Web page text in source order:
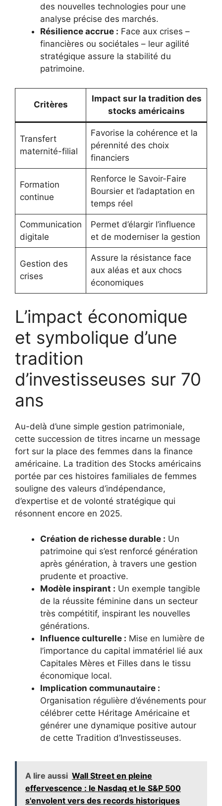
des nouvelles technologies pour une
analyse précise des marchés.
Résilience accrue : Face aux crises –
financières ou sociétales – leur agilité
stratégique assure la stabilité du
patrimoine.
Critères
Impact sur la tradition des
stocks américains
Transfert
maternité-filial
Favorise la cohérence et la
pérennité des choix
financiers
Formation
continue
Renforce le Savoir-Faire
Boursier et l’adaptation en
temps réel
Communication
digitale
Permet d’élargir l’influence
et de moderniser la gestion
Gestion des
crises
Assure la résistance face
aux aléas et aux chocs
économiques
L’impact économique
et symbolique d’une
tradition
d’investisseuses sur 70
ans
Au-delà d’une simple gestion patrimoniale,
cette succession de titres incarne un message
fort sur la place des femmes dans la finance
américaine. La tradition des Stocks américains
portée par ces histoires familiales de femmes
souligne des valeurs d’indépendance,
d’expertise et de volonté stratégique qui
résonnent encore en 2025.
Création de richesse durable : Un
patrimoine qui s’est renforcé génération
après génération, à travers une gestion
prudente et proactive.
Modèle inspirant : Un exemple tangible
de la réussite féminine dans un secteur
très compétitif, inspirant les nouvelles
générations.
Influence culturelle : Mise en lumière de
l’importance du capital immatériel lié aux
Capitales Mères et Filles dans le tissu
économique local.
Implication communautaire :
Organisation régulière d’événements pour
célébrer cette Héritage Américaine et
générer une dynamique positive autour
de cette Tradition d’Investisseuses.
A lire aussi Wall Street en pleine
effervescence : le Nasdaq et le S&P 500
s'envolent vers des records historiques